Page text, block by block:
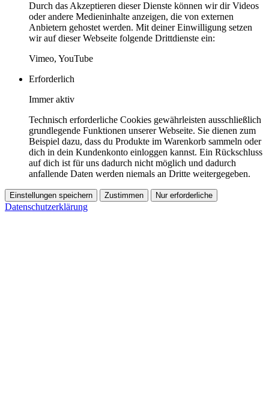
Durch das Akzeptieren dieser Dienste können wir dir Videos
oder andere Medieninhalte anzeigen, die von externen
Anbietern gehostet werden. Mit deiner Einwilligung setzen
wir auf dieser Webseite folgende Drittdienste ein:
Vimeo, YouTube
Erforderlich
Immer aktiv
Technisch erforderliche Cookies gewährleisten ausschließlich
grundlegende Funktionen unserer Webseite. Sie dienen zum
Beispiel dazu, dass du Produkte im Warenkorb sammeln oder
dich in dein Kundenkonto einloggen kannst. Ein Rückschluss
auf dich ist für uns dadurch nicht möglich und dadurch
anfallende Daten werden niemals an Dritte weitergegeben.
Einstellungen speichern Zustimmen Nur erforderliche
Datenschutzerklärung